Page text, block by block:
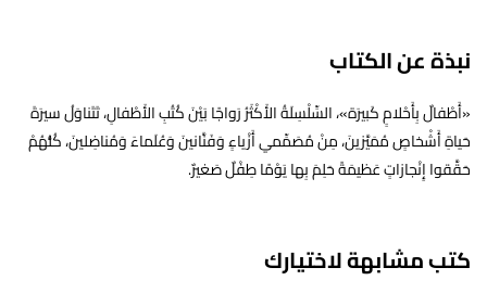
نبذة عن الكتاب
«أَطْفالٌ بِأَحْلامٍ كَبيرَة»، السِّلْسِلَةُ الأَكْثَرُ رَواجًا بَيْنَ كُتُبِ الأَطْفالِ، تَتَناوَلُ سيرَةَ
حَياةِ أَشْخاصٍ مُمَيَّزينَ، مِنْ مُصَمِّمي أَزْياءٍ وَفَنَّانينَ وَعُلَماءَ وَمُناضِلينَ، كُلُّهُمْ
حَقَّقوا إِنْجازاتٍ عَظيمَةً حَلِمَ بِها يَوْمًا طِفْلٌ صَغيرٌ.
كتب مشابهة لاختيارك